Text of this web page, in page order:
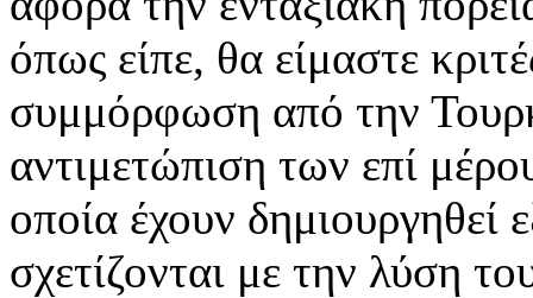
όπως είπε, θα είμαστε
συμμόρφωση από την
αντιμετώπιση των επί
οποία έχουν δημιουργηθεί
σχετίζονται με την λύση